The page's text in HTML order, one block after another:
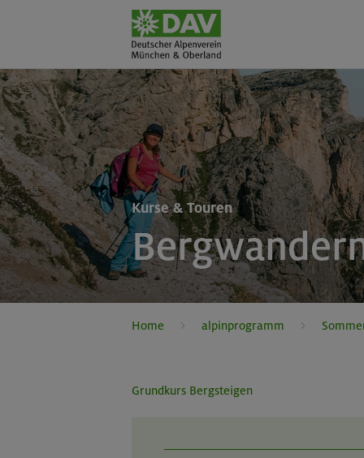
Kurse & Touren
Home alpinprogramm
Grundkurs Bergsteigen